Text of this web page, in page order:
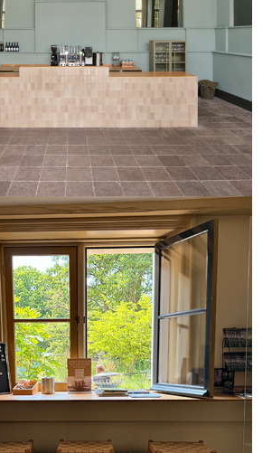
Leiden